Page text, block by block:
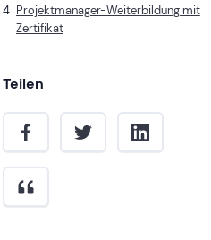
Projektmanager-Weiterbildung mit
Zertifikat
Teilen